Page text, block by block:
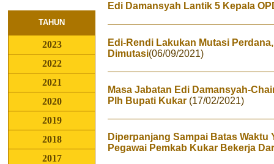
TAHUN
2023
2022
2021
2020
2019
2018
2017
Edi Damansyah Lantik 5 Kepala
Edi-Rendi Lakukan Mutasi
Dimutasi(06/09/2021)
Masa Jabatan Edi Damansyah-
Plh Bupati Kukar (17/02/2021)
Diperpanjang Sampai Batas Waktu
Pegawai Pemkab Kukar Bekerja